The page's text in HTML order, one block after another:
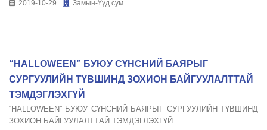
2019-10-29 Замын-Үүд сум
“HALLOWEEN” БУЮУ СҮНСНИЙ БАЯРЫГ
СУРГУУЛИЙН ТҮВШИНД ЗОХИОН БАЙГУУЛАЛТТАЙ
ТЭМДЭГЛЭХГҮЙ
“HALLOWEEN” БУЮУ СҮНСНИЙ БАЯРЫГ СУРГУУЛИЙН ТҮВШИНД
ЗОХИОН БАЙГУУЛАЛТТАЙ ТЭМДЭГЛЭХГҮЙ